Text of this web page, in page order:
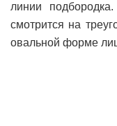
линии
смотрится на
овальной форме